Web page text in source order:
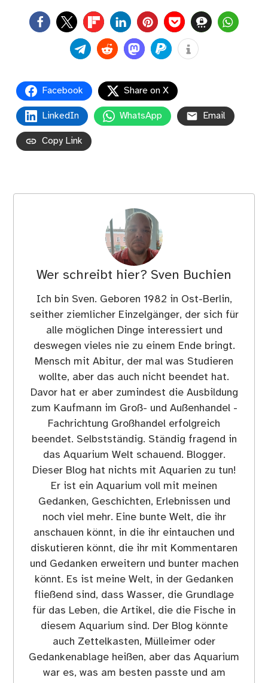
0
Facebook Share on X
LinkedIn WhatsApp Email
Copy Link
Wer schreibt hier? Sven Buchien
Ich bin Sven. Geboren 1982 in Ost-Berlin,
seither ziemlicher Einzelgänger, der sich für
alle möglichen Dinge interessiert und
deswegen vieles nie zu einem Ende bringt.
Mensch mit Abitur, der mal was Studieren
wollte, aber das auch nicht beendet hat.
Davor hat er aber zumindest die Ausbildung
zum Kaufmann im Groß- und Außenhandel -
Fachrichtung Großhandel erfolgreich
beendet. Selbstständig. Ständig fragend in
das Aquarium Welt schauend. Blogger.
Dieser Blog hat nichts mit Aquarien zu tun!
Er ist ein Aquarium voll mit meinen
Gedanken, Geschichten, Erlebnissen und
noch viel mehr. Eine bunte Welt, die ihr
anschauen könnt, in die ihr eintauchen und
diskutieren könnt, die ihr mit Kommentaren
und Gedanken erweitern und bunter machen
könnt. Es ist meine Welt, in der Gedanken
fließend sind, dass Wasser, die Grundlage
für das Leben, die Artikel, die die Fische in
diesem Aquarium sind. Der Blog könnte
auch Zettelkasten, Mülleimer oder
Gedankenablage heißen, aber das Aquarium
war es, was am besten passte und am